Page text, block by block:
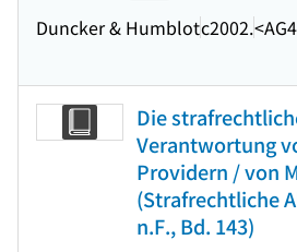
Duncker & Humblotc2002.
Die
Verantwortung
Providern / von
(Strafrechtliche
n.F., Bd. 143)